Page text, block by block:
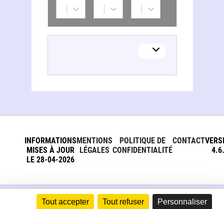
Tout accepter Tout refuser Personnaliser
INFORMATIONS
MISES À JOUR
LE 28-04-2026
MENTIONS
LÉGALES
POLITIQUE DE
CONFIDENTIALITÉ
CONTACT